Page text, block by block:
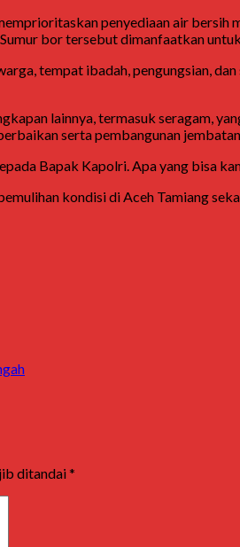
penyediaan air
bor tersebut dimanfaatkan
tempat ibadah, pengungsian,
lainnya, termasuk seragam,
serta pembangunan
Bapak Kapolri. Apa yang bisa
kondisi di Aceh Tamiang
ditandai*